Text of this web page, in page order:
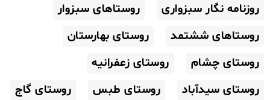
روزنامه نگار سبزواری
روستاهای سبزوار
روستاهای ششتمد
روستای بهارستان
روستای چشام
روستای زعفرانیه
روستای سیدآباد
روستای طبس روستای گاج